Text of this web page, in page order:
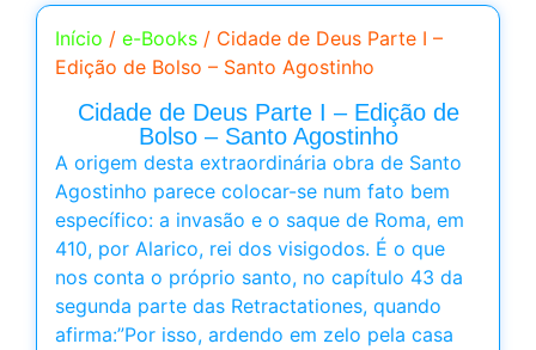
Início / e-Books / Cidade de Deus Parte I –
Edição de Bolso – Santo Agostinho
Cidade de Deus Parte I – Edição de
Bolso – Santo Agostinho
A origem desta extraordinária obra de Santo
Agostinho parece colocar-se num fato bem
específico: a invasão e o saque de Roma, em
410, por Alarico, rei dos visigodos. É o que
nos conta o próprio santo, no capítulo 43 da
segunda parte das Retractationes, quando
afirma:”Por isso, ardendo em zelo pela casa